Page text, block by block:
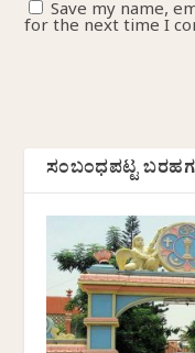
Save my name,
for the next time I
ಸಂಬಂಧಪಟ್ಟ